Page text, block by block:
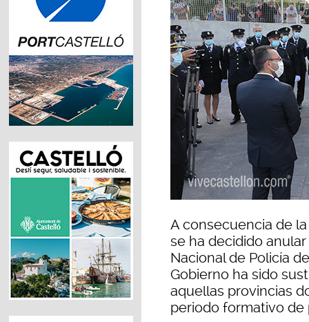
A consecuencia de
se ha decidido
Nacional de Policía
Gobierno ha sido
aquellas provincias
periodo formativo de